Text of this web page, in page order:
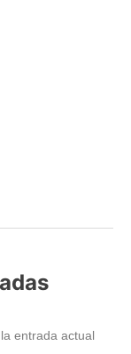
entrada actual